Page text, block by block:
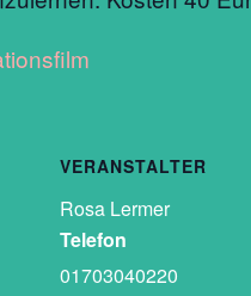
VERANSTALTER
Rosa Lermer
Telefon
01703040220